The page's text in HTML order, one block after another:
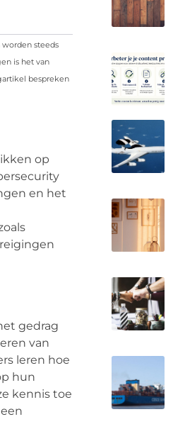
steeds
is het van
bespreken
op
en het
gedrag
van
leren hoe
hun
kennis toe